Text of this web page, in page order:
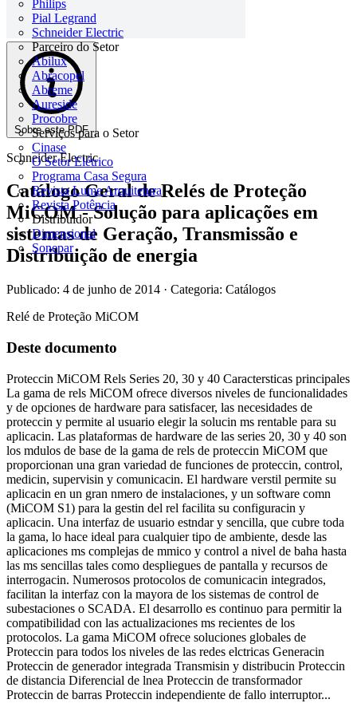
Philips
Pial Legrand
Schneider Electric
Parceiro do Setor
Abilux
Abracopel
Abreme
Aureside
Procobre
Serviços para o Setor
Cinase
O Setor Elétrico
Programa Casa Segura
Revista Lume Arquitetura
Revista Potência
Distribuidor
Dimensional
Sonepar
Sobre este PDF
Schneider Electric
Catálogo Geral de Relés de Proteção
MiCOM - Solução para aplicações em
sistemas de Geração, Transmissão e
Distribuição de energia
Publicado: 4 de junho de 2014 · Categoria: Catálogos
Relé de Proteção MiCOM
Deste documento
Proteccin MiCOM Rels Series 20, 30 y 40 Caractersticas principales
La gama de rels MiCOM ofrece diversos niveles de funcionalidades
y de opciones de hardware para satisfacer, las necesidades de
proteccin y permite al usuario elegir la solucin ms rentable para su
aplicacin. Las plataformas de hardware de las series 20, 30 y 40 son
los mdulos de base de la gama de rels de proteccin MiCOM que
proporcionan una gran variedad de funciones de proteccin, control,
medicin, supervisin y comunicacin. El hardware verstil permite su
aplicacin en un gran nmero de instalaciones, y un software comn
(MiCOM S1) para la gestin del rel facilita su configuracin y
aplicacin. Una interfaz de usuario estndar y sencilla, que cubre toda
la gama, lo hace ideal para cualquier tipo de ambiente, desde las
aplicaciones ms complejas de mmico y control a nivel de baha hasta
las ms sencillas tales como despliegues de pantalla y recursos de
interrogacin. Numerosos protocolos de comunicacin integrados,
facilitan la interfaz con la mayora de los sistemas de control de
subestaciones o SCADA. El desarrollo es continuo para permitir la
compatibilidad con las actualizaciones ms recientes de los
protocolos. La gama MiCOM ofrece soluciones globales de
Proteccin para todos los niveles de las redes elctricas Generacin
Proteccin de generador integrada Transmisin y distribucin Proteccin
de distancia Diferencial de lnea Proteccin de transformador
Proteccin de barras Proteccin independiente de fallo interruptor...